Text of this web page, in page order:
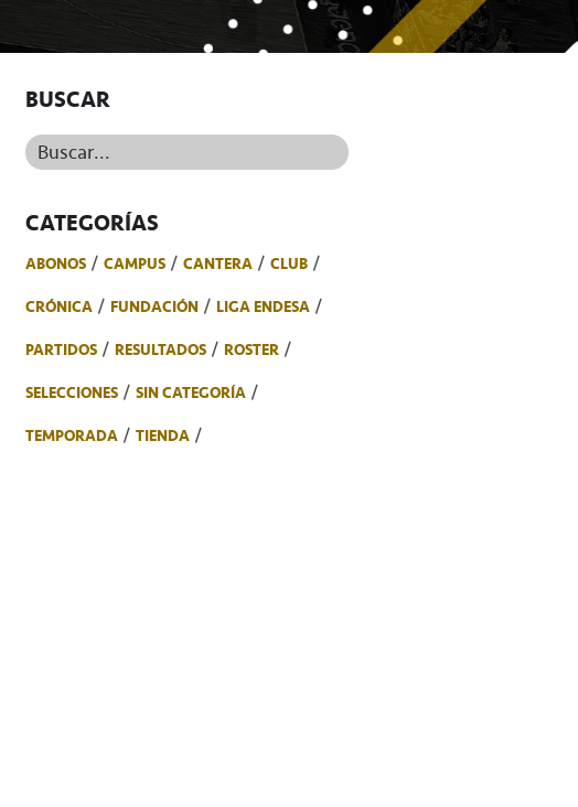
BUSCAR
Buscar...
CATEGORÍAS
ABONOS CAMPUS CANTERA
CLUB
CRÓNICA
FUNDACIÓN
LIGA ENDESA
PARTIDOS
RESULTADOS
ROSTER
SELECCIONES
SIN CATEGORÍA
TEMPORADA
TIENDA